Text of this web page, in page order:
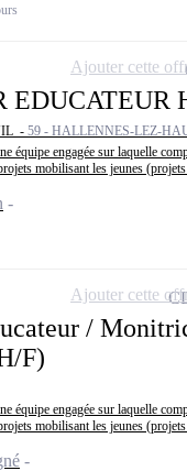
EDUCATEUR
- 59 - HALLENNES-LEZ-
équipe engagée sur laquelle
mobilisant les jeunes
Ajouter cette
/
F)
équipe engagée sur laquelle
mobilisant les jeunes
Ajouter cette